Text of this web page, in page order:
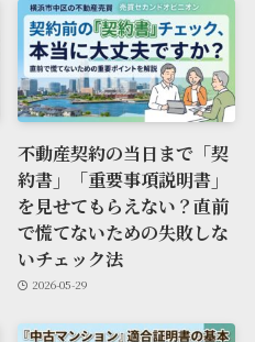
不動産契約の当日まで「契
約書」「重要事項説明書」
を見せてもらえない？直前
で慌てないための失敗しな
いチェック法
2026-05-29